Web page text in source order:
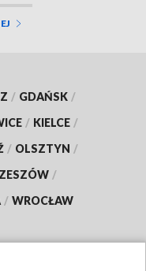
/ GDAŃSK /
/ KIELCE /
/ OLSZTYN /
/
/ WROCŁAW